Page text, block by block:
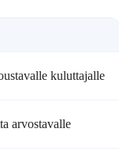
kuluttajalle
arvostavalle